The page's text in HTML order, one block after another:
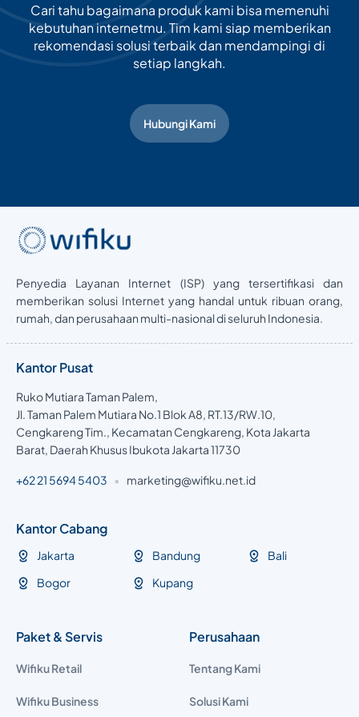
Cari tahu bagaimana produk kami bisa memenuhi
kebutuhan internetmu. Tim kami siap memberikan
rekomendasi solusi terbaik dan mendampingi di
setiap langkah.
Hubungi Kami
Penyedia Layanan Internet (ISP) yang tersertifikasi dan
memberikan solusi Internet yang handal untuk ribuan orang,
rumah, dan perusahaan multi-nasional di seluruh Indonesia.
Kantor Pusat
Ruko Mutiara Taman Palem,
Jl. Taman Palem Mutiara No.1 Blok A8, RT.13/RW.10,
Cengkareng Tim., Kecamatan Cengkareng, Kota Jakarta
Barat, Daerah Khusus Ibukota Jakarta 11730
+62 21 5694 5403 • marketing@wifiku.net.id
Kantor Cabang
Jakarta
Bogor
Bandung
Kupang
Bali
Paket & Servis
Wifiku Retail
Wifiku Business
Perusahaan
Tentang Kami
Solusi Kami